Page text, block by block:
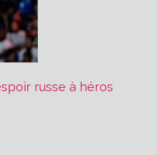
russe à héros